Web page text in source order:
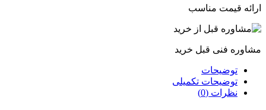
ارائه قیمت مناسب
مشاوره فنی قبل خرید
توضیحات
توضیحات تکمیلی
نظرات (0)